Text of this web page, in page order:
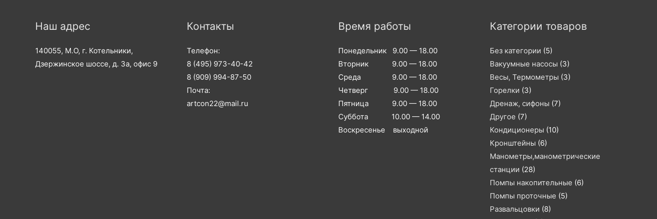
Наш адрес
140055, М.О, г. Котельники,
Дзержинское шоссе, д. 3а, офис 9
Контакты
Телефон:
8 (495) 973-40-42
8 (909) 994-87-50
Почта:
artcon22@mail.ru
Время работы
Понедельник 9.00 — 18.00
Вторник 9.00 — 18.00
Среда 9.00 — 18.00
Четверг 9.00 — 18.00
Пятница 9.00 — 18.00
Суббота 10.00 — 14.00
Воскресенье выходной
Категории товаров
Без категории (5)
Вакуумные насосы (3)
Весы, Термометры (3)
Горелки (3)
Дренаж, сифоны (7)
Другое (7)
Кондиционеры (10)
Кронштейны (6)
Манометры,манометрические
станции (28)
Помпы накопительные (6)
Помпы проточные (5)
Развальцовки (8)